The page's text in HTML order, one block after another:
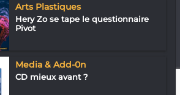
Arts Plastiques
Hery Zo se tape le questionnaire
Pivot
Media & Add-0n
CD mieux avant ?